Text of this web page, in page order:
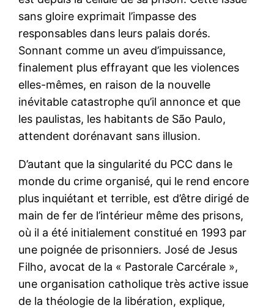
sans gloire exprimait l’impasse des
responsables dans leurs palais dorés.
Sonnant comme un aveu d’impuissance,
finalement plus effrayant que les violences
elles-mêmes, en raison de la nouvelle
inévitable catastrophe qu’il annonce et que
les paulistas, les habitants de São Paulo,
attendent dorénavant sans illusion.
D’autant que la singularité du PCC dans le
monde du crime organisé, qui le rend encore
plus inquiétant et terrible, est d’être dirigé de
main de fer de l’intérieur même des prisons,
où il a été initialement constitué en 1993 par
une poignée de prisonniers. José de Jesus
Filho, avocat de la « Pastorale Carcérale »,
une organisation catholique très active issue
de la théologie de la libération, explique,